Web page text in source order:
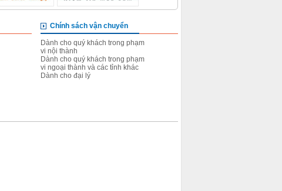
Chính sách vận chuyển
Dành cho quý khách trong phạm
vi nội thành
Dành cho quý khách trong phạm
vi ngoại thành và các tỉnh khác
Dành cho đại lý